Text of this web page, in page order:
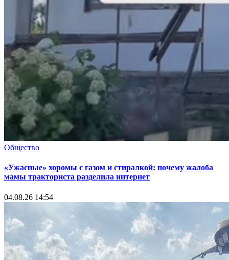
Общество
«Ужасные» хоромы с газом и стиралкой: почему жалоба
мамы тракториста разделила интернет
04.08.26 14:54